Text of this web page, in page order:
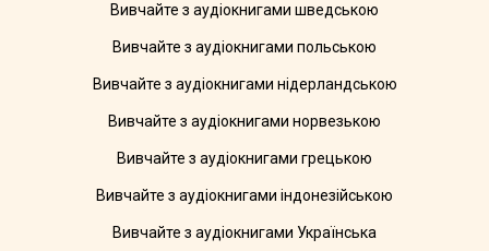
Вивчайте з аудіокнигами шведською
Вивчайте з аудіокнигами польською
Вивчайте з аудіокнигами нідерландською
Вивчайте з аудіокнигами норвезькою
Вивчайте з аудіокнигами грецькою
Вивчайте з аудіокнигами індонезійською
Вивчайте з аудіокнигами Українська